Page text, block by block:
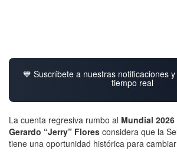
💙 Suscríbete a nuestras notificaciones
tiempo real
La cuenta regresiva rumbo al Mundial 2026
Gerardo “Jerry” Flores considera que la
tiene una oportunidad histórica para